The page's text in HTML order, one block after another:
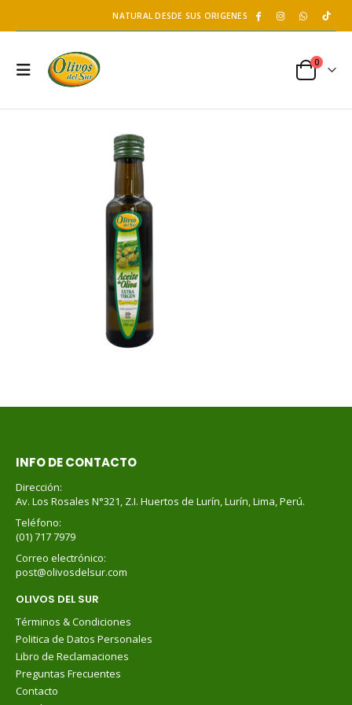
NATURAL DESDE SUS ORIGENES
0
INFO DE CONTACTO
Dirección:
Av. Los Rosales N°321, Z.I. Huertos de Lurín, Lurín, Lima, Perú.
Teléfono:
(01) 717 7979
Correo electrónico:
post@olivosdelsur.com
OLIVOS DEL SUR
Términos & Condiciones
Politica de Datos Personales
Libro de Reclamaciones
Preguntas Frecuentes
Contacto